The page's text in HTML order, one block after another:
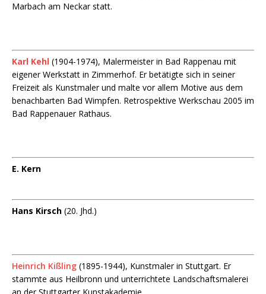
Marbach am Neckar statt.
Karl Kehl (1904-1974), Malermeister in Bad Rappenau mit
eigener Werkstatt in Zimmerhof. Er betätigte sich in seiner
Freizeit als Kunstmaler und malte vor allem Motive aus dem
benachbarten Bad Wimpfen. Retrospektive Werkschau 2005 im
Bad Rappenauer Rathaus.
E. Kern
Hans Kirsch (20. Jhd.)
Heinrich Kißling (1895-1944), Kunstmaler in Stuttgart. Er
stammte aus Heilbronn und unterrichtete Landschaftsmalerei